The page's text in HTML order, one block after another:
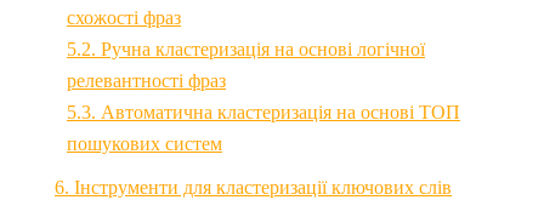
схожості фраз
5.2. Ручна кластеризація на основі логічної
релевантності фраз
5.3. Автоматична кластеризація на основі ТОП
пошукових систем
6. Інструменти для кластеризації ключових слів